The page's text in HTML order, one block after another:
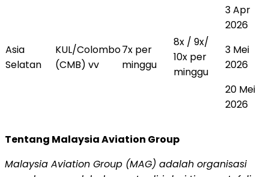
Asia
Selatan
KUL/Colombo
(CMB) vv
7x per
minggu
8x / 9x/
10x per
minggu
3 Apr
2026
3 Mei
2026
20 Mei
2026
Tentang Malaysia Aviation Group
Malaysia Aviation Group (MAG) adalah organisasi